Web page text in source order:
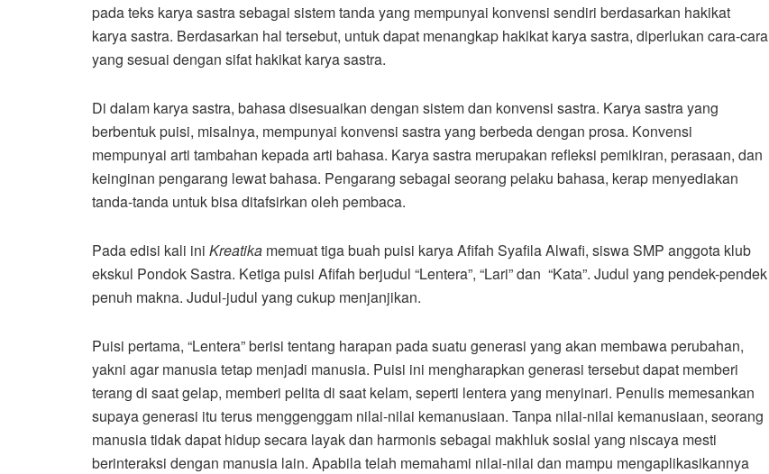
pada teks karya sastra sebagai sistem tanda yang mempunyai konvensi sendiri berdasarkan hakikat
karya sastra. Berdasarkan hal tersebut, untuk dapat menangkap hakikat karya sastra, diperlukan cara-cara
yang sesuai dengan sifat hakikat karya sastra.
Di dalam karya sastra, bahasa disesuaikan dengan sistem dan konvensi sastra. Karya sastra yang
berbentuk puisi, misalnya, mempunyai konvensi sastra yang berbeda dengan prosa. Konvensi
mempunyai arti tambahan kepada arti bahasa. Karya sastra merupakan refleksi pemikiran, perasaan, dan
keinginan pengarang lewat bahasa. Pengarang sebagai seorang pelaku bahasa, kerap menyediakan
tanda-tanda untuk bisa ditafsirkan oleh pembaca.
Pada edisi kali ini Kreatika memuat tiga buah puisi karya Afifah Syafila Alwafi, siswa SMP anggota klub
ekskul Pondok Sastra. Ketiga puisi Afifah berjudul “Lentera”, “Lari” dan “Kata”. Judul yang pendek-pendek
penuh makna. Judul-judul yang cukup menjanjikan.
Puisi pertama, “Lentera” berisi tentang harapan pada suatu generasi yang akan membawa perubahan,
yakni agar manusia tetap menjadi manusia. Puisi ini mengharapkan generasi tersebut dapat memberi
terang di saat gelap, memberi pelita di saat kelam, seperti lentera yang menyinari. Penulis memesankan
supaya generasi itu terus menggenggam nilai-nilai kemanusiaan. Tanpa nilai-nilai kemanusiaan, seorang
manusia tidak dapat hidup secara layak dan harmonis sebagai makhluk sosial yang niscaya mesti
berinteraksi dengan manusia lain. Apabila telah memahami nilai-nilai dan mampu mengaplikasikannya